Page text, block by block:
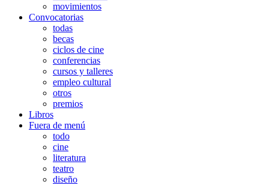
movimientos
Convocatorias
todas
becas
ciclos de cine
conferencias
cursos y talleres
empleo cultural
otros
premios
Libros
Fuera de menú
todo
cine
literatura
teatro
diseño